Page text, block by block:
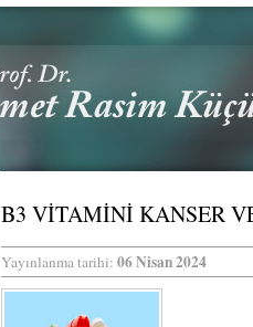
B3 VİTAMİNİ KANSER
Yayınlanma tarihi: 06 Nisan 2024